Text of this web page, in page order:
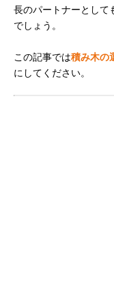
長のパートナーとして
でしょう。
この記事では積み木の
にしてください。